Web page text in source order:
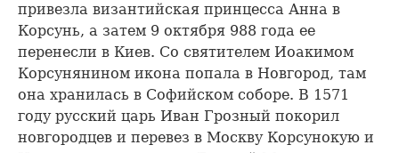
привезла византийская принцесса Анна в
Корсунь, а затем 9 октября 988 года ее
перенесли в Киев. Со святителем Иоакимом
Корсунянином икона попала в Новгород, там
она хранилась в Софийском соборе. В 1571
году русский царь Иван Грозный покорил
новгородцев и перевез в Москву Корсунокую и